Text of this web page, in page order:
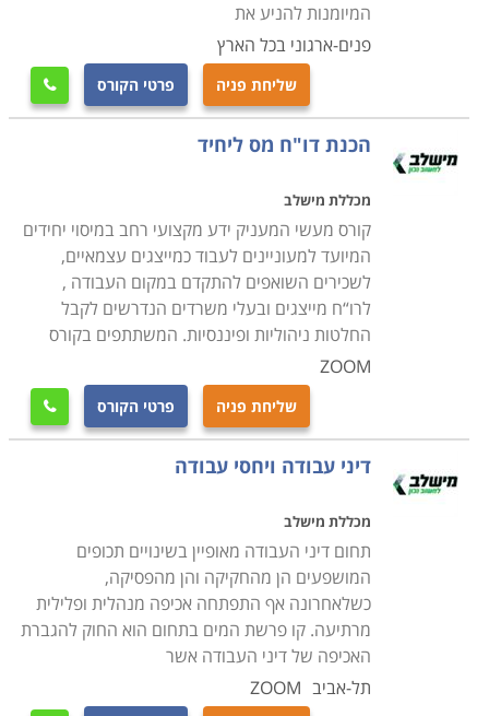
המיומנות להניע את
פנים-ארגוני בכל הארץ
שליחת פניה פרטי הקורס 
הכנת דו"ח מס ליחיד
מכללת מישלב
קורס מעשי המעניק ידע מקצועי רחב במיסוי יחידים
המיועד למעוניינים לעבוד כמייצגים עצמאיים,
לשכירים השואפים להתקדם במקום העבודה ,
לרו“ח מייצגים ובעלי משרדים הנדרשים לקבל
החלטות ניהוליות ופיננסיות. המשתתפים בקורס
ZOOM
שליחת פניה פרטי הקורס 
דיני עבודה ויחסי עבודה
מכללת מישלב
תחום דיני העבודה מאופיין בשינויים תכופים
המושפעים הן מהחקיקה והן מהפסיקה,
כשלאחרונה אף התפתחה אכיפה מנהלית ופלילית
מרתיעה. קו פרשת המים בתחום הוא החוק להגברת
האכיפה של דיני העבודה אשר
תל-אביב ZOOM